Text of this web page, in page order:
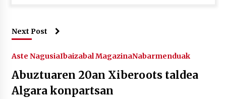
Next Post
Aste NagusiaIbaizabal MagazinaNabarmenduak
Abuztuaren 20an Xiberoots taldea
Algara konpartsan